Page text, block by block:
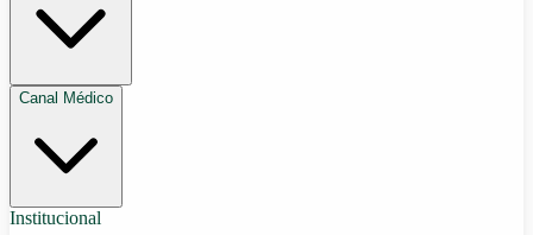
Canal Médico
Institucional